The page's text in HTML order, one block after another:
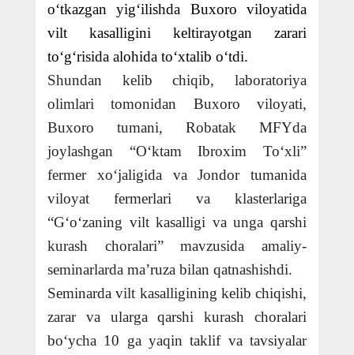
o‘tkazgan yig‘ilishda Buxoro viloyatida
vilt kasalligini keltirayotgan zarari
to‘g‘risida alohida to‘xtalib o‘tdi.
Shundan kelib chiqib, laboratoriya
olimlari tomonidan Buxoro viloyati,
Buxoro tumani, Robatak MFYda
joylashgan “O‘ktam Ibroxim To‘xli”
fermer xo‘jaligida va Jondor tumanida
viloyat fermerlari va klasterlariga
“G‘o‘zaning vilt kasalligi va unga qarshi
kurash choralari” mavzusida amaliy-
seminarlarda ma’ruza bilan qatnashishdi.
Seminarda vilt kasalligining kelib chiqishi,
zarar va ularga qarshi kurash choralari
bo‘ycha 10 ga yaqin taklif va tavsiyalar